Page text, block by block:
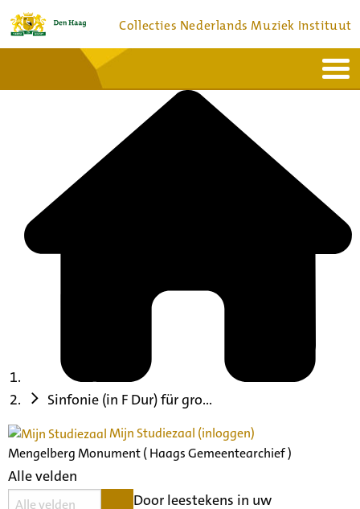
Collecties Nederlands Muziek Instituut
Bronnen en collecties
Sinfonie (in F Dur) für gro...
Mijn Studiezaal (inloggen)
Mengelberg Monument ( Haags Gemeentearchief )
Alle velden
Door leestekens in uw